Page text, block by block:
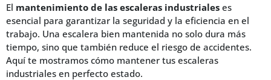
El mantenimiento de las escaleras industriales es
esencial para garantizar la seguridad y la eficiencia en el
trabajo. Una escalera bien mantenida no solo dura más
tiempo, sino que también reduce el riesgo de accidentes.
Aquí te mostramos cómo mantener tus escaleras
industriales en perfecto estado.